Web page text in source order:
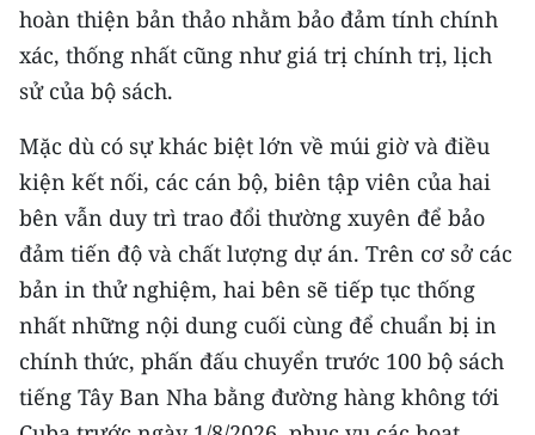
hoàn thiện bản thảo nhằm bảo đảm tính chính
xác, thống nhất cũng như giá trị chính trị, lịch
sử của bộ sách.
Mặc dù có sự khác biệt lớn về múi giờ và điều
kiện kết nối, các cán bộ, biên tập viên của hai
bên vẫn duy trì trao đổi thường xuyên để bảo
đảm tiến độ và chất lượng dự án. Trên cơ sở các
bản in thử nghiệm, hai bên sẽ tiếp tục thống
nhất những nội dung cuối cùng để chuẩn bị in
chính thức, phấn đấu chuyển trước 100 bộ sách
tiếng Tây Ban Nha bằng đường hàng không tới